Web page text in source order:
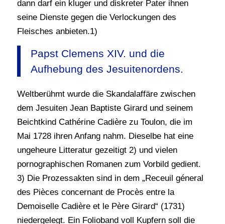
dann darf ein kluger und diskreter Pater ihnen
seine Dienste gegen die Verlockungen des
Fleisches anbieten.1)
Papst Clemens XIV. und die
Aufhebung des Jesuitenordens.
Weltberühmt wurde die Skandalaffäre zwischen
dem Jesuiten Jean Baptiste Girard und seinem
Beichtkind Cathérine Cadière zu Toulon, die im
Mai 1728 ihren Anfang nahm. Dieselbe hat eine
ungeheure Litteratur gezeitigt 2) und vielen
pornographischen Romanen zum Vorbild gedient.
3) Die Prozessakten sind in dem „Receuil géneral
des Pièces concernant de Procès entre la
Demoiselle Cadière et le Père Girard“ (1731)
niedergelegt. Ein Folioband voll Kupfern soll die